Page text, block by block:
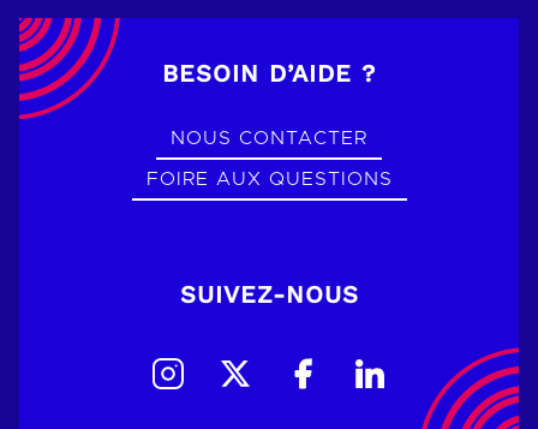
BESOIN D’AIDE ?
NOUS CONTACTER
FOIRE AUX QUESTIONS
SUIVEZ-NOUS